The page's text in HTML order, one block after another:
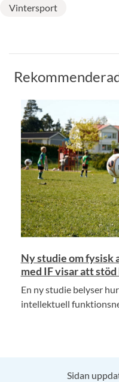
Vintersport
Ny studie om fysisk
med IF visar att
En ny studie belyser
intellektuell
Sidan